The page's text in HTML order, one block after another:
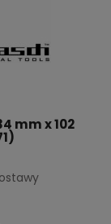
mm x 102